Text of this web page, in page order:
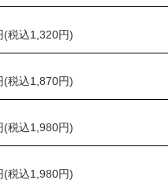
(税込1,320円)
(税込1,870円)
(税込1,980円)
(税込1,980円)